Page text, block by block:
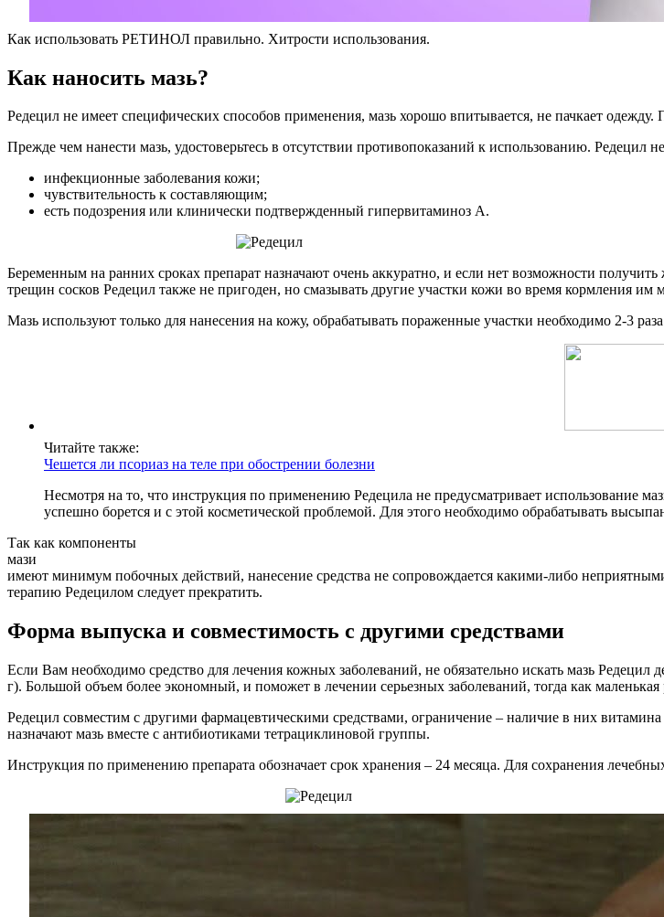
Как использовать РЕТИНОЛ правильно. Хитрости использования.
Как наносить мазь?
Редецил не имеет специфических способов применения, мазь хорошо впитывается, не пачкает одежду.
Прежде чем нанести мазь, удостоверьтесь в отсутствии противопоказаний к использованию. Редецил
инфекционные заболевания кожи;
чувствительность к составляющим;
есть подозрения или клинически подтвержденный гипервитаминоз А.
Беременным на ранних сроках препарат назначают очень аккуратно, и если нет возможности
трещин сосков Редецил также не пригоден, но смазывать другие участки кожи во время кормления им
Мазь используют только для нанесения на кожу, обрабатывать пораженные участки необходимо 2-3
Читайте также:
Чешется ли псориаз на теле при обострении болезни
Несмотря на то, что инструкция по применению Редецила не предусматривает использование
успешно борется и с этой косметической проблемой. Для этого необходимо обрабатывать
Так как компоненты
мази
имеют минимум побочных действий, нанесение средства не сопровождается какими-либо
терапию Редецилом следует прекратить.
Форма выпуска и совместимость с другими средствами
Если Вам необходимо средство для лечения кожных заболеваний, не обязательно искать мазь
г). Большой объем более экономный, и поможет в лечении серьезных заболеваний, тогда как
Редецил совместим с другими фармацевтическими средствами, ограничение – наличие в них
назначают мазь вместе с антибиотиками тетрациклиновой группы.
Инструкция по применению препарата обозначает срок хранения – 24 месяца. Для сохранения